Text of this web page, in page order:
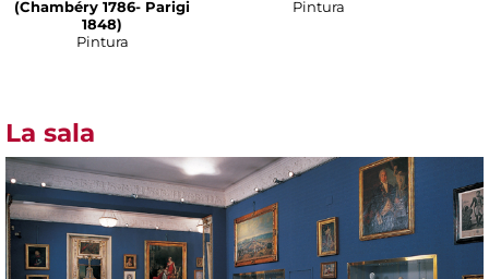
(Chambéry 1786- Parigi
1848)
Pintura
Pintura
La sala